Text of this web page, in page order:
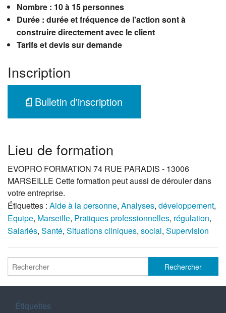
Nombre : 10 à 15 personnes
Durée : durée et fréquence de l'action sont à
construire directement avec le client
Tarifs et devis sur demande
Inscription
Bulletin d'inscription
Lieu de formation
EVOPRO FORMATION 74 RUE PARADIS - 13006
MARSEILLE Cette formation peut aussi de dérouler dans
votre entreprise.
Étiquettes : Aide à la personne, Analyses, développement,
Equipe, Marseille, Pratiques professionnelles, régulation,
Salariés, Santé, Situations cliniques, social, Supervision
Étiquettes